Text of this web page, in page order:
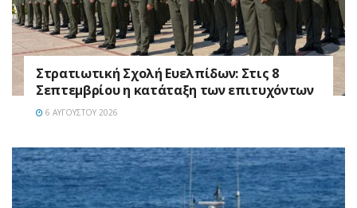
Στρατιωτική Σχολή Ευελπίδων: Στις 8
Σεπτεμβρίου η κατάταξη των επιτυχόντων
6 ΑΥΓΟΎΣΤΟΥ 2026